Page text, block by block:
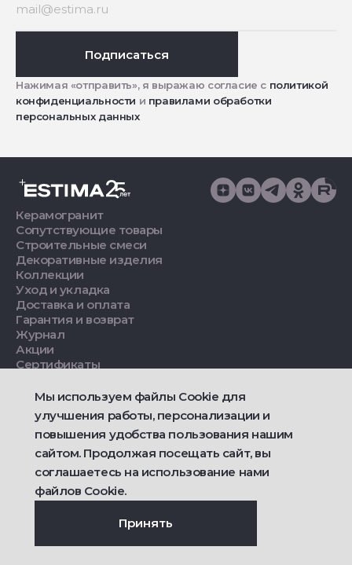
Подписаться
Нажимая «отправить», я выражаю согласие с политикой
конфиденциальности и правилами обработки
персональных данных
Керамогранит
Сопутствующие товары
Строительные смеси
Декоративные изделия
Коллекции
Уход и укладка
Доставка и оплата
Гарантия и возврат
Журнал
Акции
Сертификаты
Инструкции
Проекты
8 (343) 287-66-44
salon-ekb@estima.ru
О Estima
Дизайнерам
Мы используем файлы Cookie для
улучшения работы, персонализации и
повышения удобства пользования нашим
сайтом. Продолжая посещать сайт, вы
соглашаетесь на использование нами
файлов Cookie.
Принять